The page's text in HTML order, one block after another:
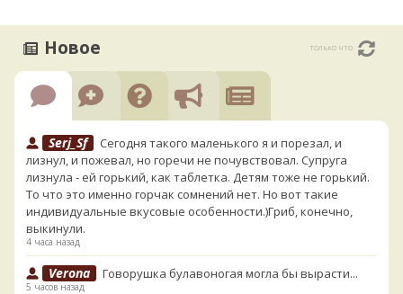
Новое только что
Serj_Sf
Сегодня такого маленького я и порезал, и
лизнул, и пожевал, но горечи не почувствовал. Супруга
лизнула - ей горький, как таблетка. Детям тоже не горький.
То что это именно горчак сомнений нет. Но вот такие
индивидуальные вкусовые особенности.)Гриб, конечно,
выкинули.
4 часа назад
Verona Говорушка булавоногая могла бы вырасти...
5 часов назад